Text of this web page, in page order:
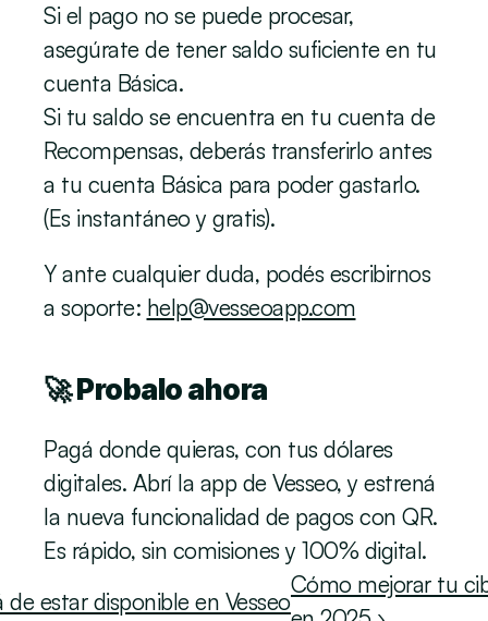
Si el pago no se puede procesar,
asegúrate de tener saldo suficiente en tu
cuenta Básica.
Si tu saldo se encuentra en tu cuenta de
Recompensas, deberás transferirlo antes
a tu cuenta Básica para poder gastarlo.
(Es instantáneo y gratis).
Y ante cualquier duda, podés escribirnos
a soporte: help@vesseoapp.com
🚀 Probalo ahora
Pagá donde quieras, con tus dólares
digitales. Abrí la app de Vesseo, y estrená
la nueva funcionalidad de pagos con QR.
Es rápido, sin comisiones y 100% digital.
de estar disponible en Vesseo
Cómo mejorar tu